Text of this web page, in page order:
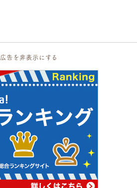
広告を非表示にする